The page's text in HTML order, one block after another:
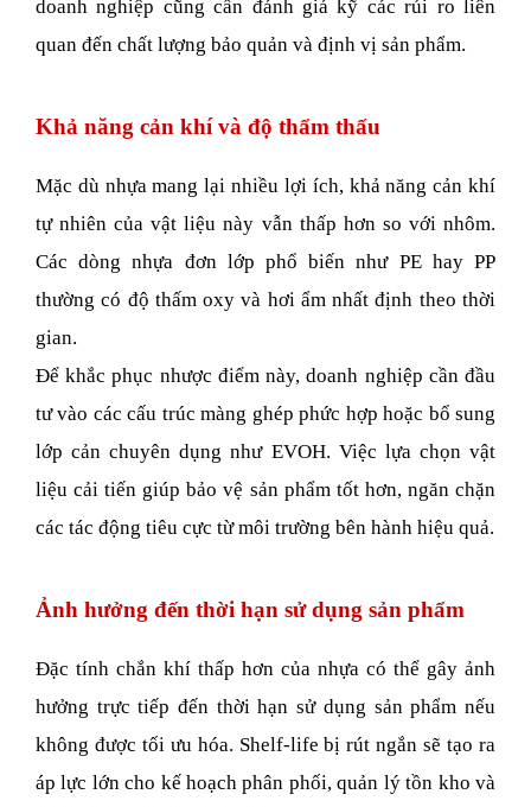
doanh nghiệp cũng cần đánh giá kỹ các rủi ro liên
quan đến chất lượng bảo quản và định vị sản phẩm.
Khả năng cản khí và độ thẩm thấu
Mặc dù nhựa mang lại nhiều lợi ích, khả năng cản khí
tự nhiên của vật liệu này vẫn thấp hơn so với nhôm.
Các dòng nhựa đơn lớp phổ biến như PE hay PP
thường có độ thấm oxy và hơi ẩm nhất định theo thời
gian.
Để khắc phục nhược điểm này, doanh nghiệp cần đầu
tư vào các cấu trúc màng ghép phức hợp hoặc bổ sung
lớp cản chuyên dụng như EVOH. Việc lựa chọn vật
liệu cải tiến giúp bảo vệ sản phẩm tốt hơn, ngăn chặn
các tác động tiêu cực từ môi trường bên hành hiệu quả.
Ảnh hưởng đến thời hạn sử dụng sản phẩm
Đặc tính chắn khí thấp hơn của nhựa có thể gây ảnh
hưởng trực tiếp đến thời hạn sử dụng sản phẩm nếu
không được tối ưu hóa. Shelf-life bị rút ngắn sẽ tạo ra
áp lực lớn cho kế hoạch phân phối, quản lý tồn kho và